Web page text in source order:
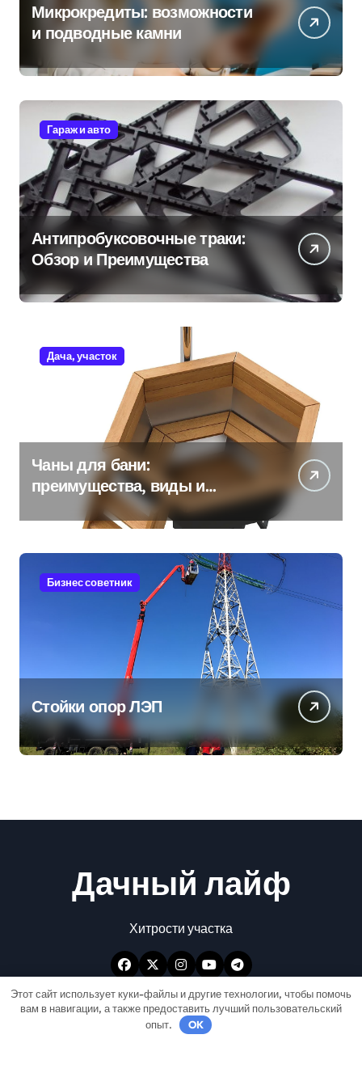
Микрокредиты: возможности
и подводные камни
Гараж и авто
Антипробуксовочные траки:
Обзор и Преимущества
Дача, участок
Чаны для бани:
преимущества, виды и
особенности использования
Бизнес советник
Стойки опор ЛЭП
Дачный лайф
Хитрости участка
Этот сайт использует куки-файлы и другие технологии, чтобы помочь
вам в навигации, а также предоставить лучший пользовательский
опыт.
OK